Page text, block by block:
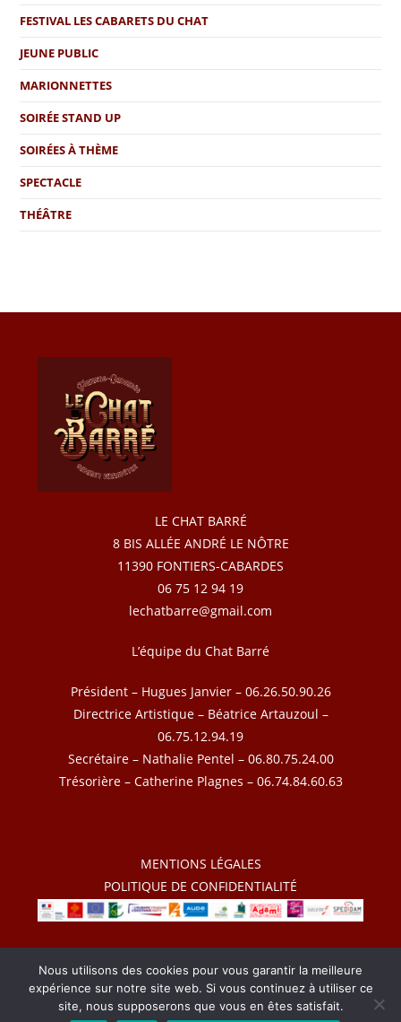
FESTIVAL LES CABARETS DU CHAT
JEUNE PUBLIC
MARIONNETTES
SOIRÉE STAND UP
SOIRÉES À THÈME
SPECTACLE
THÉÂTRE
LE CHAT BARRÉ
8 BIS ALLÉE ANDRÉ LE NÔTRE
11390 FONTIERS-CABARDES
06 75 12 94 19
lechatbarre@gmail.com
L’équipe du Chat Barré
Président – Hugues Janvier – 06.26.50.90.26
Directrice Artistique – Béatrice Artauzoul –
06.75.12.94.19
Secrétaire – Nathalie Pentel – 06.80.75.24.00
Trésorière – Catherine Plagnes – 06.74.84.60.63
MENTIONS LÉGALES
POLITIQUE DE CONFIDENTIALITÉ
2026 – Le Chat Barré – Tous droits réservés
Nous utilisons des cookies pour vous garantir la meilleure
expérience sur notre site web. Si vous continuez à utiliser ce
site, nous supposerons que vous en êtes satisfait.